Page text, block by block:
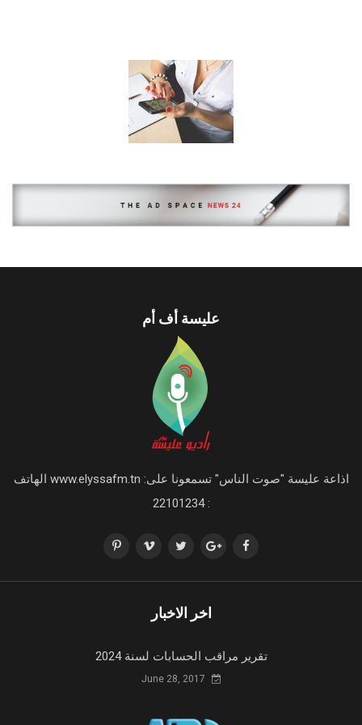
عليسة أف أم
اذاعة عليسة "صوت الناس" تسمعونا على: www.elyssafm.tn الهاتف
: 22101234
اخر الاخبار
تقرير مراقب الحسابات لسنة 2024